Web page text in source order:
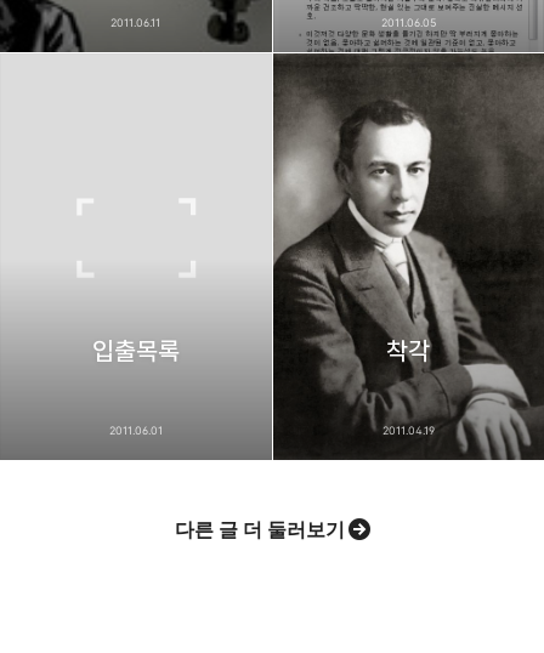
2011.06.11 2011.06.05
입출목록
2011.06.01
착각
2011.04.19
다른 글 더 둘러보기